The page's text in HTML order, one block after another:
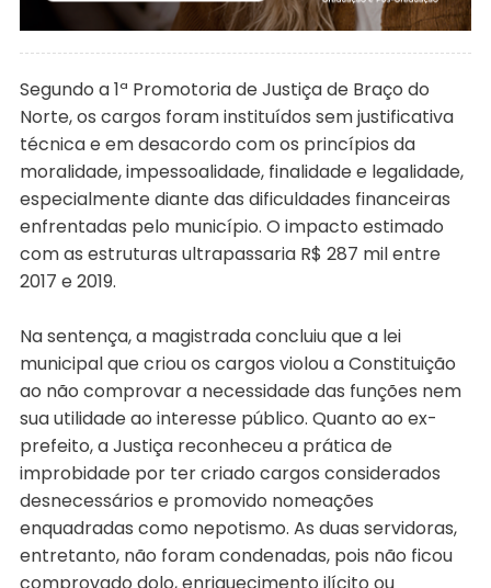
Segundo a 1ª Promotoria de Justiça de Braço do
Norte, os cargos foram instituídos sem justificativa
técnica e em desacordo com os princípios da
moralidade, impessoalidade, finalidade e legalidade,
especialmente diante das dificuldades financeiras
enfrentadas pelo município. O impacto estimado
com as estruturas ultrapassaria R$ 287 mil entre
2017 e 2019.
Na sentença, a magistrada concluiu que a lei
municipal que criou os cargos violou a Constituição
ao não comprovar a necessidade das funções nem
sua utilidade ao interesse público. Quanto ao ex-
prefeito, a Justiça reconheceu a prática de
improbidade por ter criado cargos considerados
desnecessários e promovido nomeações
enquadradas como nepotismo. As duas servidoras,
entretanto, não foram condenadas, pois não ficou